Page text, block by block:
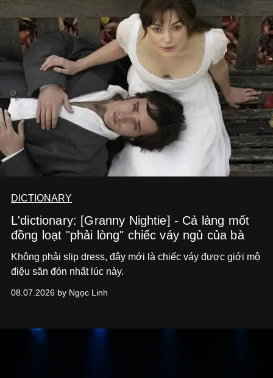
DICTIONARY
L'dictionary: [Granny Nightie] - Cả làng mốt
đồng loạt "phải lòng" chiếc váy ngủ của bà
Không phải slip dress, đây mới là chiếc váy được giới mộ
điệu săn đón nhất lúc này.
08.07.2026 by Ngọc Linh